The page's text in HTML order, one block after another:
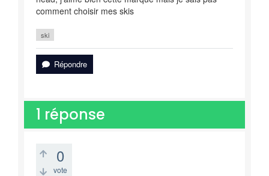
comment choisir mes skis
ski
Répondre
1 réponse
0
vote